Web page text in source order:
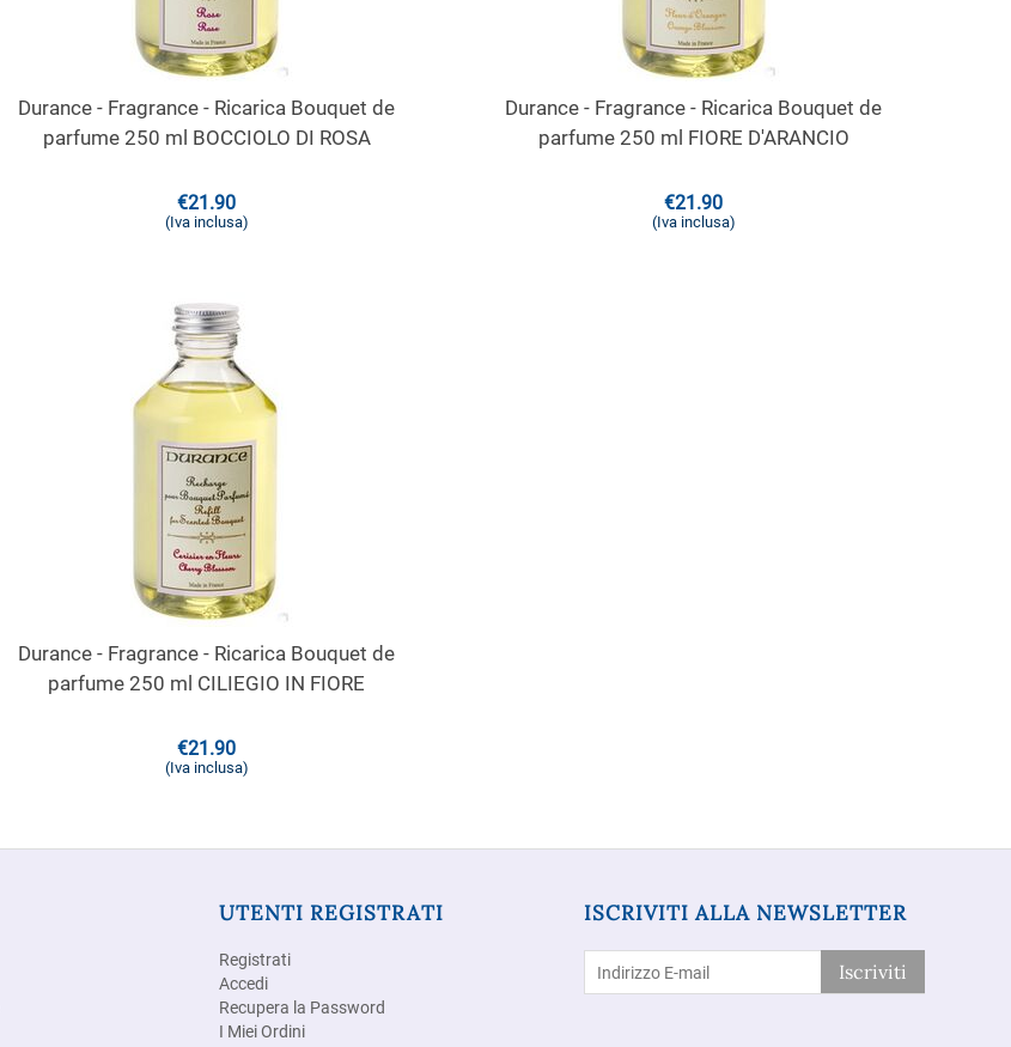
Durance - Fragrance - Ricarica Bouquet de
parfume 250 ml BOCCIOLO DI ROSA
€21.90
(Iva inclusa)
Durance - Fragrance - Ricarica Bouquet de
parfume 250 ml FIORE D'ARANCIO
€21.90
(Iva inclusa)
Durance - Fragrance - Ricarica Bouquet de
parfume 250 ml CILIEGIO IN FIORE
€21.90
(Iva inclusa)
UTENTI REGISTRATI
Registrati
Accedi
Recupera la Password
I Miei Ordini
ISCRIVITI ALLA NEWSLETTER
Iscriviti